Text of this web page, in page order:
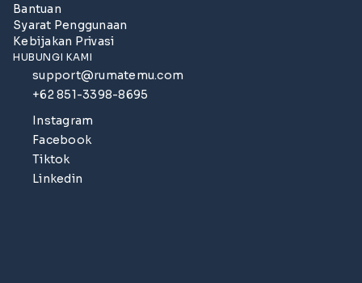
Bantuan
Syarat Penggunaan
Kebijakan Privasi
HUBUNGI KAMI
support@rumatemu.com
+62 851-3398-8695
Instagram
Facebook
Tiktok
Linkedin